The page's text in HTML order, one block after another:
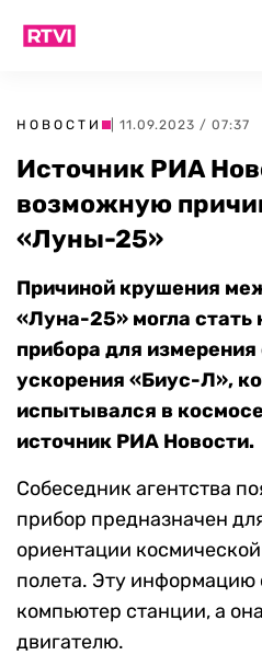
НОВОСТИ | 11.09.2023 / 07:37
Источник РИА
возможную
«Луны-25»
Причиной крушения
«Луна-25» могла стать
прибора для
ускорения «Биус-Л»,
испытывался в
источник РИА Новости.
Собеседник агентства
прибор предназначен
ориентации
полета. Эту информацию
компьютер станции, а
двигателю.